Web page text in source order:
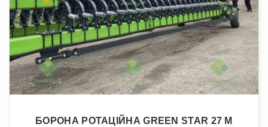
БОРОНА РОТАЦІЙНА GREEN STAR 27 М